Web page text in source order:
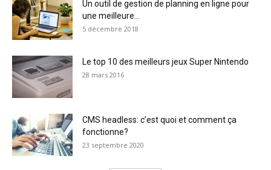
Un outil de gestion de planning en ligne pour
une meilleure...
5 décembre 2018
Le top 10 des meilleurs jeux Super Nintendo
28 mars 2016
CMS headless: c’est quoi et comment ça
fonctionne?
23 septembre 2020